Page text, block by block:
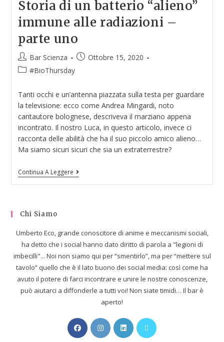
Storia di un batterio “alieno”
immune alle radiazioni –
parte uno
Bar Scienza
Ottobre 15, 2020
#BioThursday
Tanti occhi e un’antenna piazzata sulla testa per guardare
la televisione: ecco come Andrea Mingardi, noto
cantautore bolognese, descriveva il marziano appena
incontrato. Il nostro Luca, in questo articolo, invece ci
racconta delle abilità che ha il suo piccolo amico alieno…
Ma siamo sicuri sicuri che sia un extraterrestre?
Continua A Leggere
Chi Siamo
Umberto Eco, grande conoscitore di anime e meccanismi sociali,
ha detto che i social hanno dato diritto di parola a "legioni di
imbecilli"... Noi non siamo qui per “smentirlo”, ma per “mettere sul
tavolo” quello che è il lato buono dei social media: così come ha
avuto il potere di farci incontrare e unire le nostre conoscenze,
può aiutarci a diffonderle a tutti voi! Non siate timidi… Il bar è
aperto!